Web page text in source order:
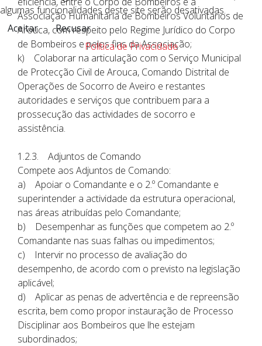
Associação Humanitária de Bombeiros Voluntários de
Arouca, com respeito pelo Regime Jurídico do Corpo
de Bombeiros e pelos fins da Associação;
k) Colaborar na articulação com o Serviço Municipal
de Protecção Civil de Arouca, Comando Distrital de
Operações de Socorro de Aveiro e restantes
autoridades e serviços que contribuem para a
prossecução das actividades de socorro e
assistência.
1.2.3. Adjuntos de Comando
Compete aos Adjuntos de Comando:
a) Apoiar o Comandante e o 2.º Comandante e
superintender a actividade da estrutura operacional,
nas áreas atribuídas pelo Comandante;
b) Desempenhar as funções que competem ao 2.º
Comandante nas suas falhas ou impedimentos;
c) Intervir no processo de avaliação do
desempenho, de acordo com o previsto na legislação
aplicável;
d) Aplicar as penas de advertência e de repreensão
escrita, bem como propor instauração de Processo
Disciplinar aos Bombeiros que lhe estejam
subordinados;
algumas funcionalidades deste site serão desativadas.
Aceitar
Recusar
Política de Privacidade